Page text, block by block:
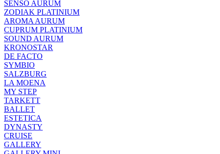
SENSO AURUM
ZODIAK PLATINIUM
AROMA AURUM
CUPRUM PLATINIUM
SOUND AURUM
KRONOSTAR
DE FACTO
SYMBIO
SALZBURG
LA MOENA
MY STEP
TARKETT
BALLET
ESTETICA
DYNASTY
CRUISE
GALLERY